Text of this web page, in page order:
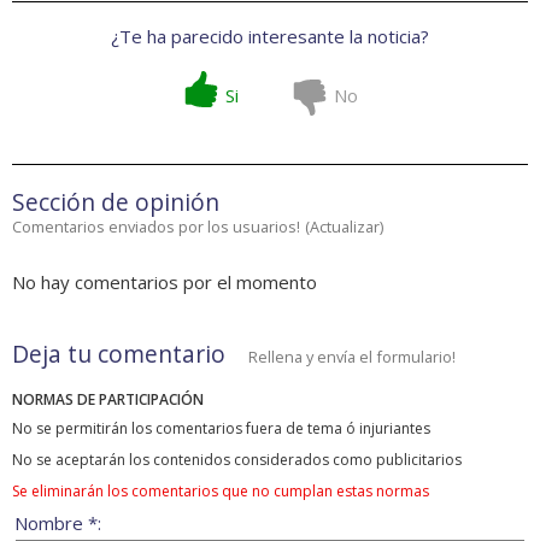
¿Te ha parecido interesante la noticia?
Si No
Sección de opinión
Comentarios enviados por los usuarios! (Actualizar)
No hay comentarios por el momento
Deja tu comentario Rellena y envía el formulario!
NORMAS DE PARTICIPACIÓN
No se permitirán los comentarios fuera de tema ó injuriantes
No se aceptarán los contenidos considerados como publicitarios
Se eliminarán los comentarios que no cumplan estas normas
Nombre *: